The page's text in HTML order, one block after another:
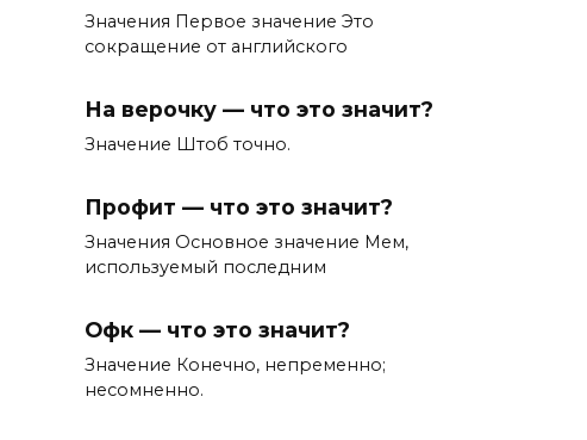
Значения Первое значение Это
сокращение от английского
На верочку — что это значит?
Значение Штоб точно.
Профит — что это значит?
Значения Основное значение Мем,
используемый последним
Офк — что это значит?
Значение Конечно, непременно;
несомненно.